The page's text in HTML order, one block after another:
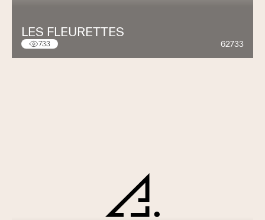
LES FLEURETTES
733 62733